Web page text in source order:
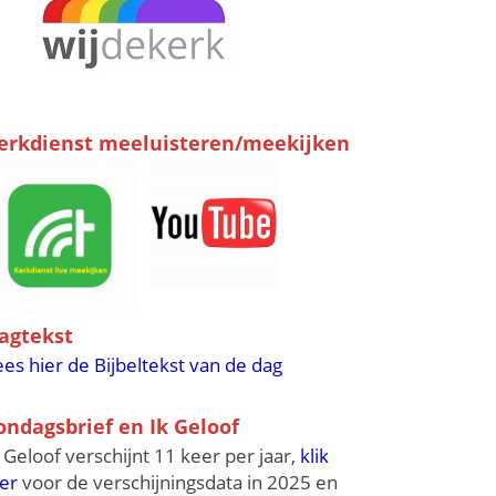
meeluisteren/meekijken
hier de Bijbeltekst van de dag
en Ik Geloof
Geloof verschijnt 11 keer per jaar, klik
voor de verschijningsdata in 2025 en